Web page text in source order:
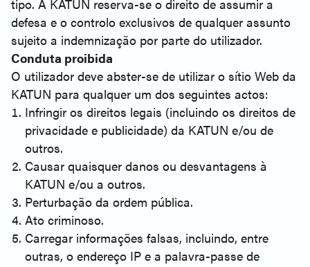
tipo. A KATUN reserva-se o direito de assumir a
defesa e o controlo exclusivos de qualquer assunto
sujeito a indemnização por parte do utilizador.
Conduta proibida
O utilizador deve abster-se de utilizar o sítio Web da
KATUN para qualquer um dos seguintes actos:
Infringir os direitos legais (incluindo os direitos de
privacidade e publicidade) da KATUN e/ou de
outros.
Causar quaisquer danos ou desvantagens à
KATUN e/ou a outros.
Perturbação da ordem pública.
Ato criminoso.
Carregar informações falsas, incluindo, entre
outras, o endereço IP e a palavra-passe de